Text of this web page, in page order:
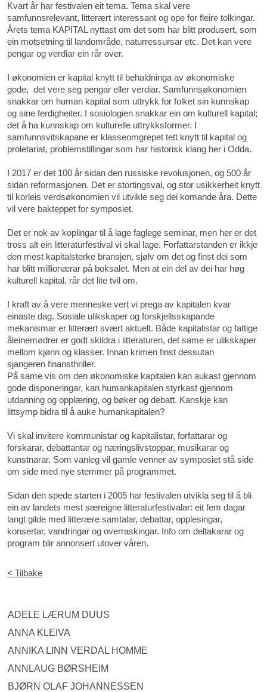
ADELE LÆRUM DUUS
ANNA KLEIVA
ANNIKA LINN VERDAL HOMME
ANNLAUG BØRSHEIM
BJØRN OLAF JOHANNESSEN
Kvart år har festivalen eit tema. Tema skal vere
samfunnsrelevant, litterært interessant og ope for fleire tolkingar.
Årets tema KAPITAL nyttast om det som har blitt produsert, som
ein motsetning til landområde, naturressursar etc. Det kan vere
pengar og verdiar ein rår over.
I økonomien er kapital knytt til behaldninga av økonomiske
gode, det vere seg pengar eller verdiar. Samfunnsøkonomien
snakkar om human kapital som uttrykk for folket sin kunnskap
og sine ferdigheiter. I sosiologien snakkar ein om kulturell kapital;
det å ha kunnskap om kulturelle uttrykksformer. I
samfunnsvitskapane er klasseomgrepet tett knytt til kapital og
proletariat, problemstillingar som har historisk klang her i Odda.
I 2017 er det 100 år sidan den russiske revolusjonen, og 500 år
sidan reformasjonen. Det er stortingsval, og stor usikkerheit knytt
til korleis verdsøkonomien vil utvikle seg dei komande åra. Dette
vil vere bakteppet for symposiet.
Det er nok av koplingar til å lage faglege seminar, men her er det
tross alt ein litteraturfestival vi skal lage. Forfattarstanden er ikkje
den mest kapitalsterke bransjen, sjølv om det og finst dei som
har blitt millionærar på boksalet. Men at ein del av dei har høg
kulturell kapital, rår det lite tvil om.
I kraft av å vere menneske vert vi prega av kapitalen kvar
einaste dag. Sosiale ulikskaper og forskjellsskapande
mekanismar er litterært svært aktuelt. Både kapitalistar og fattige
åleinemødrer er godt skildra i litteraturen, det same er ulikskaper
mellom kjønn og klasser. Innan krimen finst dessutan
sjangeren finansthriller.
På same vis om den økonomiske kapitalen kan aukast gjennom
gode disponeringar, kan humankapitalen styrkast gjennom
utdanning og opplæring, og bøker og debatt. Kanskje kan
littsymp bidra til å auke humankapitalen?
Vi skal invitere kommunistar og kapitalistar, forfattarar og
forskarar, debattantar og næringslivstoppar, musikarar og
kunstnarar. Som vanleg vil gamle venner av symposiet stå side
om side med nye stemmer på programmet.
Sidan den spede starten i 2005 har festivalen utvikla seg til å bli
ein av landets mest særeigne litteraturfestivalar: eit fem dagar
langt gilde med litterære samtalar, debattar, opplesingar,
konsertar, vandringar og overraskingar. Info om deltakarar og
program blir annonsert utover våren.
< Tilbake